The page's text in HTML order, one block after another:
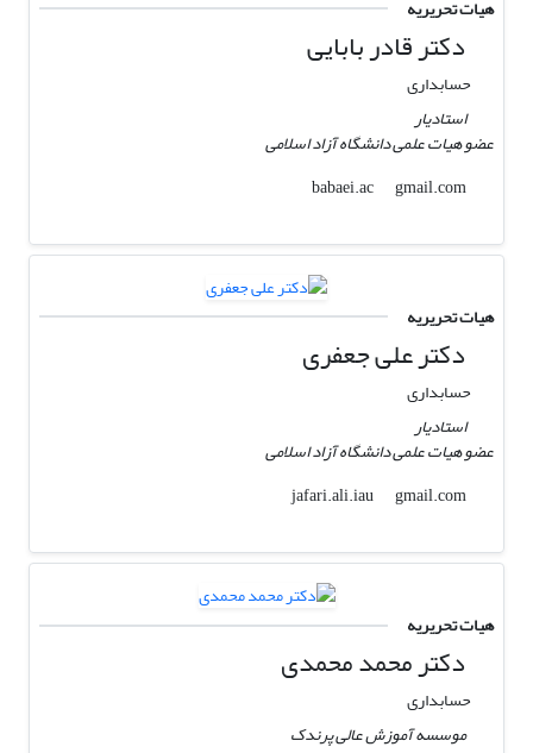
هیات تحریریه
دکتر قادر بابایی
حسابداری
استادیار
عضو هیات علمی دانشگاه آزاد اسلامی
babaei.ac
gmail.com
هیات تحریریه
دکتر علی جعفری
حسابداری
استادیار
عضو هیات علمی دانشگاه آزاد اسلامی
jafari.ali.iau
gmail.com
هیات تحریریه
دکتر محمد محمدی
حسابداری
موسسه آموزش عالی پرندک